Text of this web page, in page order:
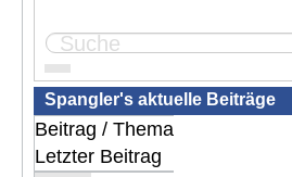
Seite:
Spangler's aktuelle Beiträge
Beitrag / Thema
Letzter Beitrag